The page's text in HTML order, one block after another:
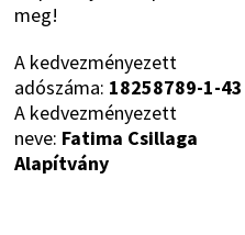
meg!
A kedvezményezett
adószáma: 18258789-1-43
A kedvezményezett
neve: Fatima Csillaga
Alapítvány